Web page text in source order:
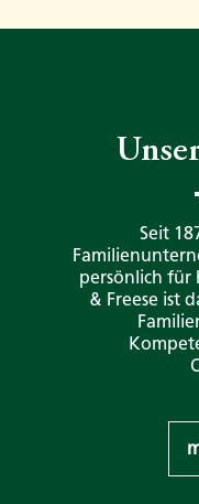
Seit
persönlich für
& Freese ist